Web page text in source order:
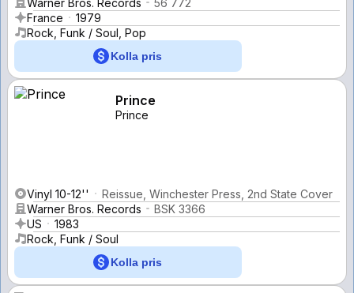
France
1979
Rock, Funk / Soul, Pop
Kolla pris
Prince
Prince
Vinyl 10-12''
Reissue, Winchester Press, 2nd State Cover
Warner Bros. Records
BSK 3366
US
1983
Rock, Funk / Soul
Kolla pris